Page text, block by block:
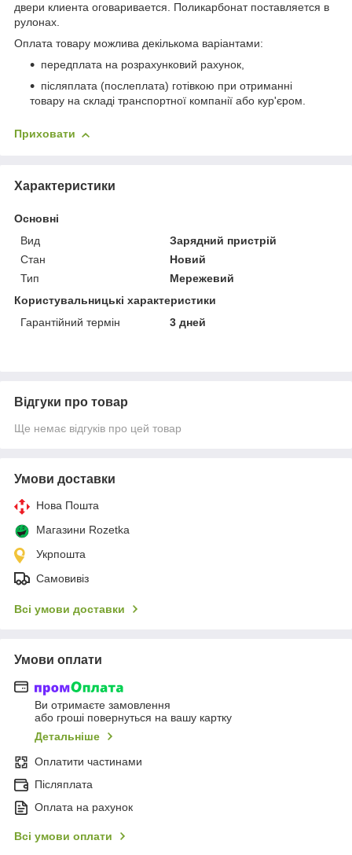
двери клиента оговаривается. Поликарбонат поставляется в
рулонах.
Оплата товару можлива декількома варіантами:
передплата на розрахунковий рахунок,
післяплата (послеплата) готівкою при отриманні
товару на складі транспортної компанії або кур'єром.
Приховати
Характеристики
Основні
Вид
Зарядний пристрій
Стан
Новий
Тип
Мережевий
Користувальницькі характеристики
Гарантійний термін
3 дней
Відгуки про товар
Ще немає відгуків про цей товар
Умови доставки
Нова Пошта
Магазини Rozetka
Укрпошта
Самовивіз
Всі умови доставки
Умови оплати
Ви отримаєте замовлення
або гроші повернуться на вашу картку
Детальніше
Оплатити частинами
Післяплата
Оплата на рахунок
Всі умови оплати